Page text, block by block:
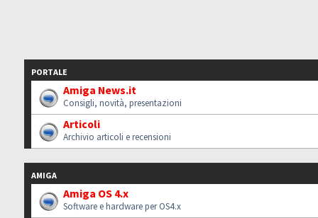
PORTALE
Amiga News.it
Consigli, novità, presentazioni
Articoli
Archivio articoli e recensioni
AMIGA
Amiga OS 4.x
Software e hardware per OS4.x